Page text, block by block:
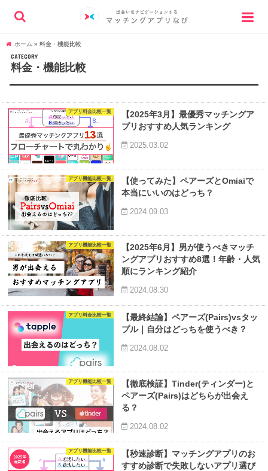
ホーム » 料金・機能比較
CATEGORY
料金・機能比較
アプリ料金比較一覧
【2025年3月】最優秀マッチングア
プリおすすめ人気ランキング
2025.03.02
アプリ機能比較一覧
【使ってみた】ペアーズとOmiaiで
本当にいいのはどっち？
2024.09.03
アプリ機能比較一覧
【2025年6月】男が使うべきマッチ
ングアプリおすすめ8選！年齢・人気
順にランキング紹介
2024.08.30
アプリ料金比較一覧
【最終結論】ペアーズ(Pairs)vsタッ
プル｜自分はどっちを使うべき？
2024.08.02
アプリ機能比較一覧
【徹底検証】Tinder(ティンダー)と
ペアーズ(Pairs)はどちらが出会え
る？
2024.08.02
アプリ機能比較一覧
【秒速診断】マッチングアプリのお
すすめ診断で失敗しないアプリ選び